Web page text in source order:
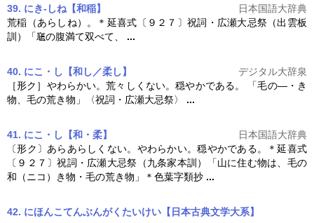
39. にき‐しね【和稲】
日本国語大辞典
荒稲（あらしね）。＊延喜式〔９２７〕祝詞・広瀬大忌祭 （出雲板
訓）「
の腹満て双べて、 ...
40. にこ・し【和し／柔し】
デジタル大辞泉
［形ク］やわらかい。荒々しくない。穏やかである。 「毛の―・き
物、毛の荒き物」〈祝詞・広瀬大忌祭〉 ...
41. にこ・し【和・柔】
日本国語大辞典
〔形ク〕あらあらしくない。やわらかい。穏やかである。＊延喜式
〔９２７〕祝詞・広瀬大忌祭 （九条家本訓）「山に住む物は、毛の
和（ニコ）き物・毛の荒き物」＊色葉字類抄 ...
42. にほんこてんぶんがくたいけい【日本古典文学大系】